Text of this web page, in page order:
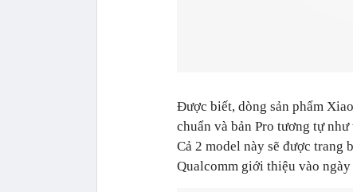
Được biết, dòng sản phẩm
chuẩn và bản Pro tương tự
Cả 2 model này sẽ được trang
Qualcomm giới thiệu vào ngày